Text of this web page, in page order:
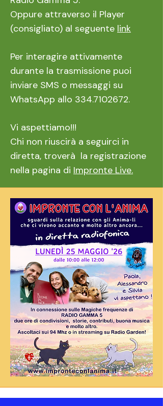
Oppure attraverso il Player
(consigliato) al seguente link
Per interagire attivamente
durante la trasmissione puoi
inviare SMS o messaggi su
WhatsApp allo 334.7102672.
Vi aspettiamo!!!
Chi non riuscirà a seguirci in
diretta, troverà la registrazione
nella pagina di Impronte Live.